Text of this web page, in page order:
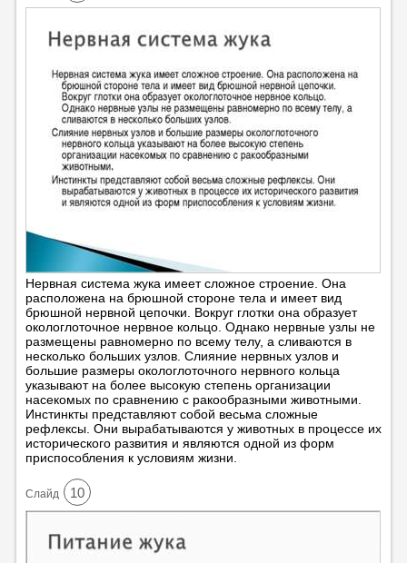
Нервная система жука имеет сложное строение. Она
расположена на брюшной стороне тела и имеет вид
брюшной нервной цепочки. Вокруг глотки она образует
окологлоточное нервное кольцо. Однако нервные узлы не
размещены равномерно по всему телу, а сливаются в
несколько больших узлов. Слияние нервных узлов и
большие размеры окологлоточного нервного кольца
указывают на более высокую степень организации
насекомых по сравнению с ракообразными животными.
Инстинкты представляют собой весьма сложные
рефлексы. Они вырабатываются у животных в процессе их
исторического развития и являются одной из форм
приспособления к условиям жизни.
Cлайд 10